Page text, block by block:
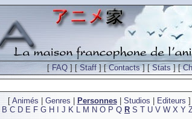
[FAQ ] [Staff ] [Contacts] [Stats] [
[ Animés Genres Personnes| Studios Editeurs ]
B C D E F G H J K L M N O P Q R S T U V W X Y